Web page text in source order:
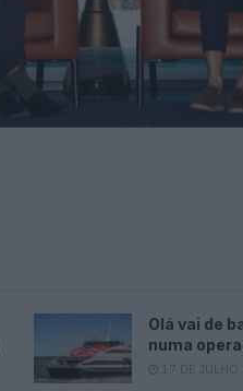
Olá vai de
numa
17 DE JULHO,